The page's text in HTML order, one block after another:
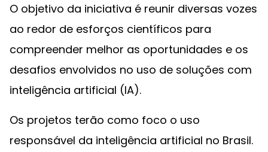
O objetivo da iniciativa é reunir diversas vozes
ao redor de esforços científicos para
compreender melhor as oportunidades e os
desafios envolvidos no uso de soluções com
inteligência artificial (IA).
Os projetos terão como foco o uso
responsável da inteligência artificial no Brasil.